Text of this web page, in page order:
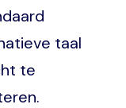
taal
te